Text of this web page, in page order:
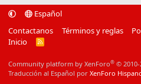
Español
Contactanos
Términos y reglas
Inicio
R
Community platform by XenForo® © 2010-
Traducción al Español por XenForo